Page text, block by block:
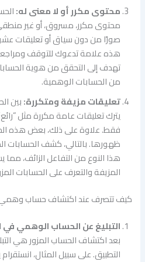
محتوى مكرر أو لا معنى له:
محتوى مكرر، مسروق، أو غير
صورًا من دون سياق أو تعليقات
هذه علامة تدعوك للتوقف
تهدف إلى التحقق من هوية
من الحسابات الوهمية.
تعليقات مزيفة ومتكررة:بين
يترك تعليقات عامة مكررة مثل
فقط. علاوة على ذلك، بعض هذه
ظهورها. بالتالي، كشف الحسابات
هذا النوع من التفاعل الزائف،
المزيفة والتعرف على الحسابات
كيف تتصرف عند اكتشاف حساب
التبليغ عن الحساب الوهمي في
بعد اكتشاف الحساب المزور هي
التطبيق. على سبيل المثال،